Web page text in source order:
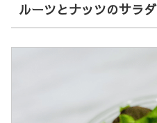
ルーツとナッツのサラダ